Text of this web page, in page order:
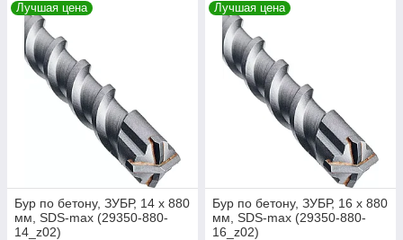
Лучшая цена
Бур по бетону, ЗУБР, 14 х 880
мм, SDS-max (29350-880-
14_z02)
Лучшая цена
Бур по бетону, ЗУБР, 16 х 880
мм, SDS-max (29350-880-
16_z02)